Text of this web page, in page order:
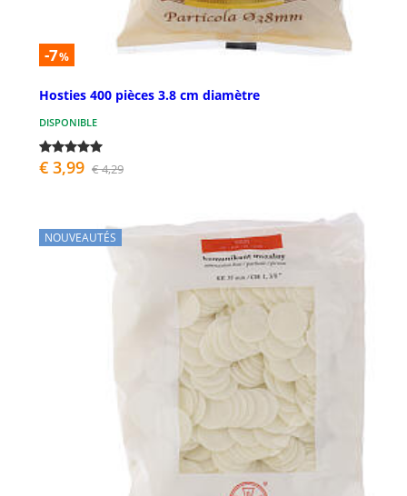
-7%
Hosties 400 pièces 3.8 cm diamètre
DISPONIBLE
€ 3,99 € 4,29
NOUVEAUTÉS